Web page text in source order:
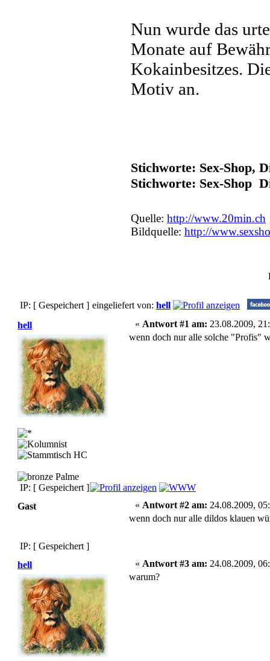
Nun wurde das
Monate auf
Kokainbesitzes.
Motiv an.
Stichworte: Sex-Shop,
Stichworte: Sex-Shop
Quelle: http://www.20min.ch
Bildquelle: http://
IP: [ Gespeichert ] eingeliefert von: hell
hell
« Antwort #1 am: 23.08.2009,
wenn doch nur alle solche "Profis"
IP: [ Gespeichert ]
Gast
« Antwort #2 am: 24.08.2009,
wenn doch nur alle dildos klauen
IP: [ Gespeichert ]
hell
« Antwort #3 am: 24.08.2009,
warum?